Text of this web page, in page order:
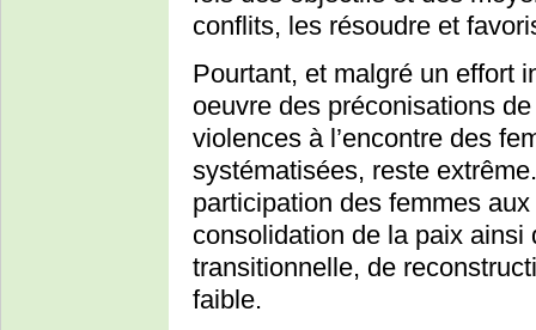
conflits, les résoudre et
Pourtant, et malgré un effort
oeuvre des préconisations
violences à l’encontre des
systématisées, reste
participation des femmes
consolidation de la paix ainsi
transitionnelle, de
faible.